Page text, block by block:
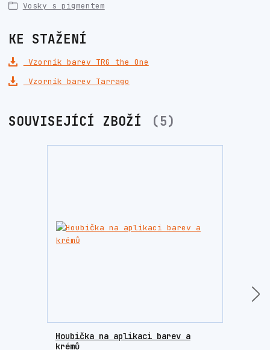
Vosky s pigmentem
KE STAŽENÍ
Vzorník barev TRG the One
Vzorník barev Tarrago
SOUVISEJÍCÍ ZBOŽÍ 5
Houbička na aplikaci barev a
krémů